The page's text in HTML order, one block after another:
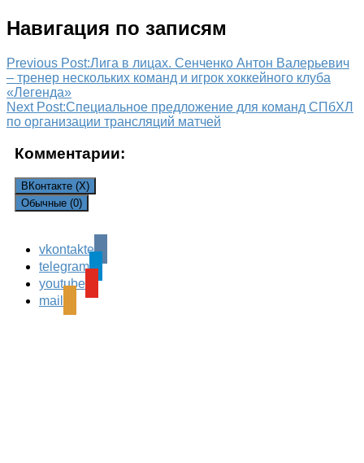
Навигация по записям
Previous Post:Лига в лицах. Сенченко Антон Валерьевич
– тренер нескольких команд и игрок хоккейного клуба
«Легенда»
Next Post:Специальное предложение для команд СПбХЛ
по организации трансляций матчей
Комментарии:
ВКонтакте (X)
Обычные (0)
Leave a Reply
Ваш адрес email не будет опубликован.
поля помечены
vkontakte
telegram
youtube
mail